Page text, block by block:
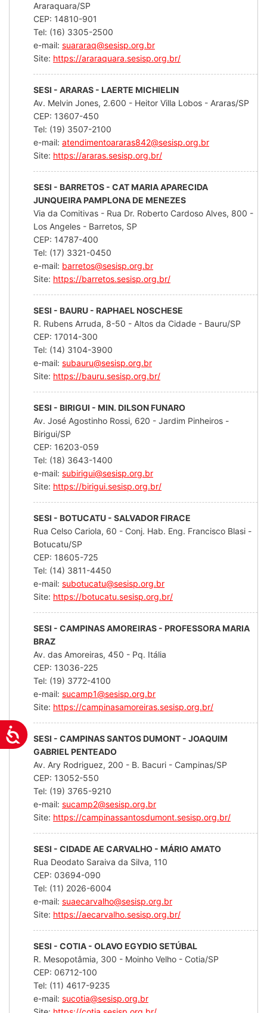
Acessibilidade
Araraquara/SP
CEP: 14810-901
Tel: (16) 3305-2500
e-mail: suararaq@sesisp.org.br
Site: https://araraquara.sesisp.org.br/
SESI - ARARAS - LAERTE MICHIELIN
Av. Melvin Jones, 2.600 - Heitor Villa Lobos - Araras/SP
CEP: 13607-450
Tel: (19) 3507-2100
e-mail: atendimentoararas842@sesisp.org.br
Site: https://araras.sesisp.org.br/
SESI - BARRETOS - CAT MARIA APARECIDA
JUNQUEIRA PAMPLONA DE MENEZES
Via da Comitivas - Rua Dr. Roberto Cardoso Alves, 800 -
Los Angeles - Barretos, SP
CEP: 14787-400
Tel: (17) 3321-0450
e-mail: barretos@sesisp.org.br
Site: https://barretos.sesisp.org.br/
SESI - BAURU - RAPHAEL NOSCHESE
R. Rubens Arruda, 8-50 - Altos da Cidade - Bauru/SP
CEP: 17014-300
Tel: (14) 3104-3900
e-mail: subauru@sesisp.org.br
Site: https://bauru.sesisp.org.br/
SESI - BIRIGUI - MIN. DILSON FUNARO
Av. José Agostinho Rossi, 620 - Jardim Pinheiros -
Birigui/SP
CEP: 16203-059
Tel: (18) 3643-1400
e-mail: subirigui@sesisp.org.br
Site: https://birigui.sesisp.org.br/
SESI - BOTUCATU - SALVADOR FIRACE
Rua Celso Cariola, 60 - Conj. Hab. Eng. Francisco Blasi -
Botucatu/SP
CEP: 18605-725
Tel: (14) 3811-4450
e-mail: subotucatu@sesisp.org.br
Site: https://botucatu.sesisp.org.br/
SESI - CAMPINAS AMOREIRAS - PROFESSORA MARIA
BRAZ
Av. das Amoreiras, 450 - Pq. Itália
CEP: 13036-225
Tel: (19) 3772-4100
e-mail: sucamp1@sesisp.org.br
Site: https://campinasamoreiras.sesisp.org.br/
SESI - CAMPINAS SANTOS DUMONT - JOAQUIM
GABRIEL PENTEADO
Av. Ary Rodriguez, 200 - B. Bacuri - Campinas/SP
CEP: 13052-550
Tel: (19) 3765-9210
e-mail: sucamp2@sesisp.org.br
Site: https://campinassantosdumont.sesisp.org.br/
SESI - CIDADE AE CARVALHO - MÁRIO AMATO
Rua Deodato Saraiva da Silva, 110
CEP: 03694-090
Tel: (11) 2026-6004
e-mail: suaecarvalho@sesisp.org.br
Site: https://aecarvalho.sesisp.org.br/
SESI - COTIA - OLAVO EGYDIO SETÚBAL
R. Mesopotâmia, 300 - Moinho Velho - Cotia/SP
CEP: 06712-100
Tel: (11) 4617-9235
e-mail: sucotia@sesisp.org.br